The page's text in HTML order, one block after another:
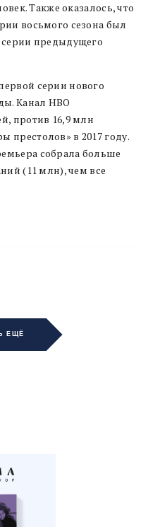
Также оказалось, что
восьмого сезона был
серии предыдущего
серии нового
Канал HBO
против 16,9 млн
престолов» в 2017 году.
собрала больше
(11 млн), чем все
ЕЩЁ